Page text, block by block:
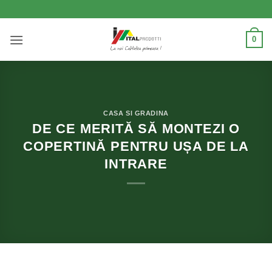
content
0
CASA SI GRADINA
DE CE MERITĂ SĂ MONTEZI O
COPERTINĂ PENTRU UȘA DE LA
INTRARE